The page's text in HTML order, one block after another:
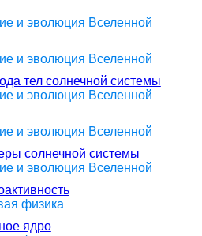
и эволюция Вселенной
и эволюция Вселенной
тел солнечной системы
и эволюция Вселенной
и эволюция Вселенной
солнечной системы
и эволюция Вселенной
физика
ядро